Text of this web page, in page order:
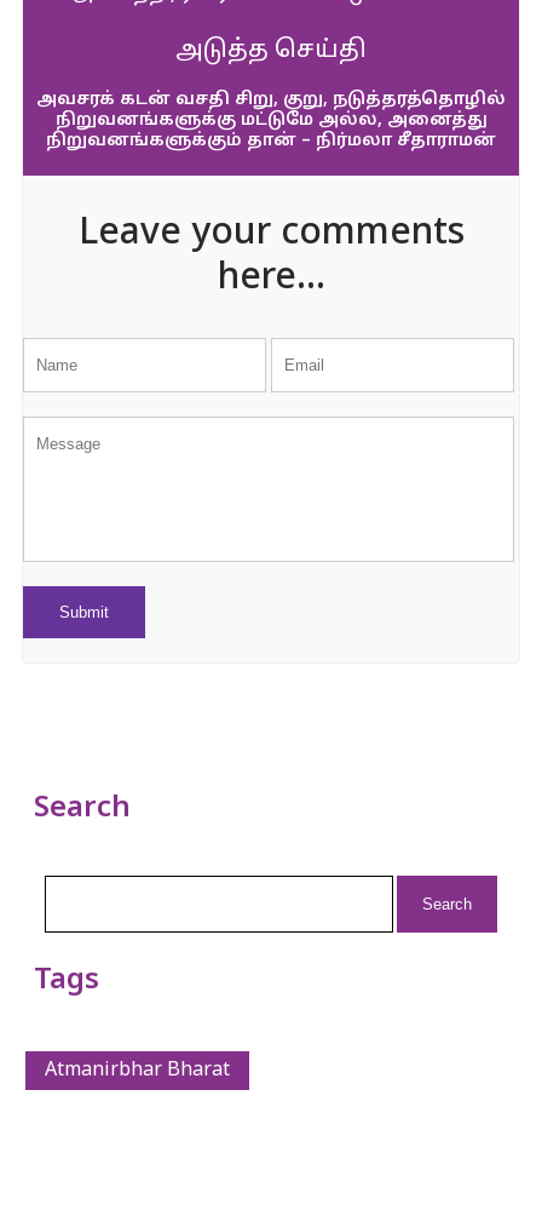
அடுத்த செய்தி
அவசரக் கடன் வசதி சிறு, குறு, நடுத்தரத்தொழில்
நிறுவனங்களுக்கு மட்டுமே அல்ல, அனைத்து
நிறுவனங்களுக்கும் தான் – நிர்மலா சீதாராமன்
Leave your comments
here...
Search
Tags
Atmanirbhar Bharat